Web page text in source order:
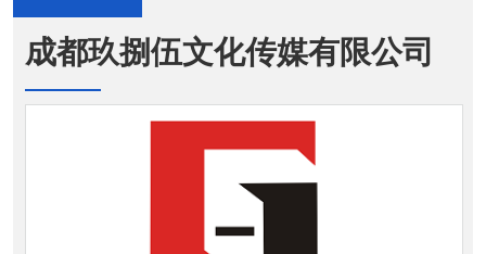
成都玖捌伍文化传媒有限公司